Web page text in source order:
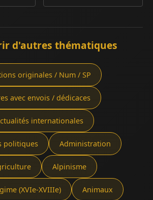
d'autres thématiques
originales / Num / SP
avec envois / dédicaces
internationales
politiques Administration
Alpinisme
(XVIe-XVIIIe) Animaux